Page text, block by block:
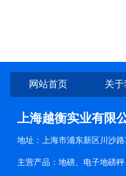
网站首页 关
上海越衡实业有限
地址：上海市浦东新区川沙路
主营产品：地磅、电子地磅